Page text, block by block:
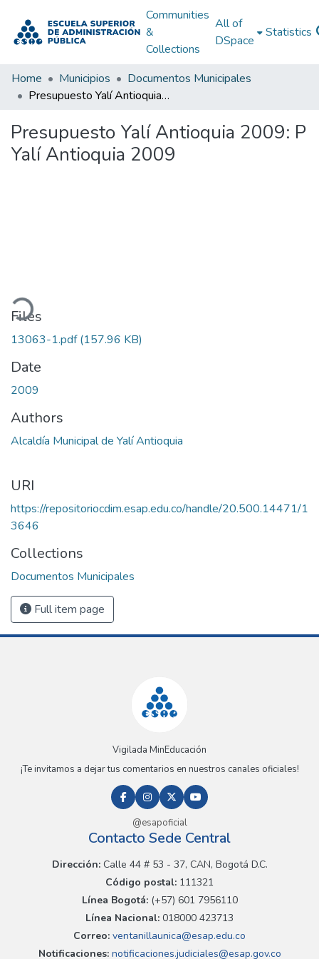
Communities
&
Collections
All of
DSpace
Statistics
Home Municipios
Documentos Municipales
Presupuesto Yalí Antioquia 2009: P Yalí Antioquia 2009
Presupuesto Yalí Antioquia 2009: P
Yalí Antioquia 2009
Files
13063-1.pdf(157.96 KB)
Date
2009
Authors
Alcaldía Municipal de Yalí Antioquia
URI
https://repositoriocdim.esap.edu.co/handle/20.500.14471/1
3646
Collections
Documentos Municipales
Full item page
Vigilada MinEducación
¡Te invitamos a dejar tus comentarios en nuestros canales oficiales!
@esapoficial
Contacto Sede Central
Dirección:Calle 44 # 53 - 37, CAN, Bogotá D.C.
Código postal: 111321
Línea Bogotá:(+57) 601 7956110
Línea Nacional: 018000 423713
Correo: ventanillaunica@esap.edu.co
Notificaciones:notificaciones.judiciales@esap.gov.co